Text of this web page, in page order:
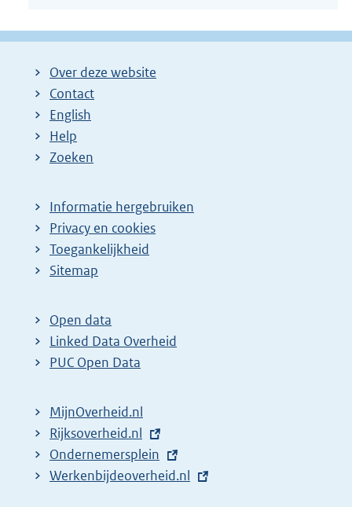
Over deze website
Contact
English
Help
Zoeken
Informatie hergebruiken
Privacy en cookies
Toegankelijkheid
Sitemap
Open data
Linked Data Overheid
PUC Open Data
MijnOverheid.nl
E
x
t
Rijksoverheid.nl
E
x
Ondernemersplein
E
Werkenbijdeoverheid.nl